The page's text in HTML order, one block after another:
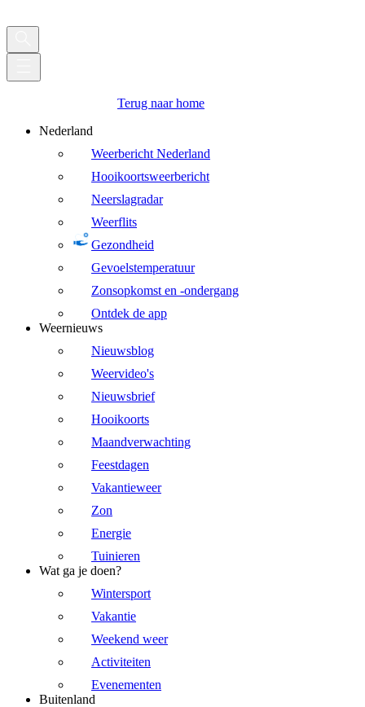
Terug naar home
Nederland
Weerbericht Nederland
Hooikoortsweerbericht
Neerslagradar
Weerflits
Gezondheid
Gevoelstemperatuur
Zonsopkomst en -ondergang
Ontdek de app
Weernieuws
Nieuwsblog
Weervideo's
Nieuwsbrief
Hooikoorts
Maandverwachting
Feestdagen
Vakantieweer
Zon
Energie
Tuinieren
Wat ga je doen?
Wintersport
Vakantie
Weekend weer
Activiteiten
Evenementen
Buitenland